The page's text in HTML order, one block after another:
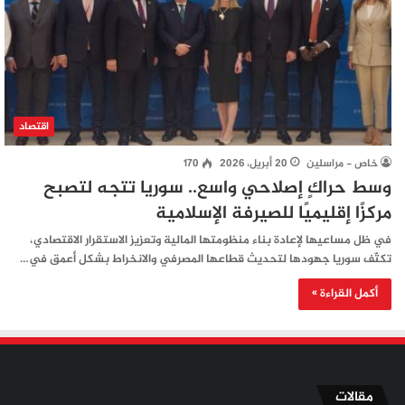
اقتصاد
خاص - مراسلين 20 أبريل، 2026 170
وسط حراكٍ إصلاحي واسع.. سوريا تتجه لتصبح
مركزًا إقليميًا للصيرفة الإسلامية
في ظل مساعيها لإعادة بناء منظومتها المالية وتعزيز الاستقرار الاقتصادي،
تكثّف سوريا جهودها لتحديث قطاعها المصرفي والانخراط بشكل أعمق في…
أكمل القراءة »
مقالات